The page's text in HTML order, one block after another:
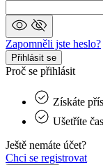
Zapomněli jste heslo?
Přihlásit se
Proč se přihlásit
Získáte
Ušetříte
Ještě nemáte účet?
Chci se registrovat